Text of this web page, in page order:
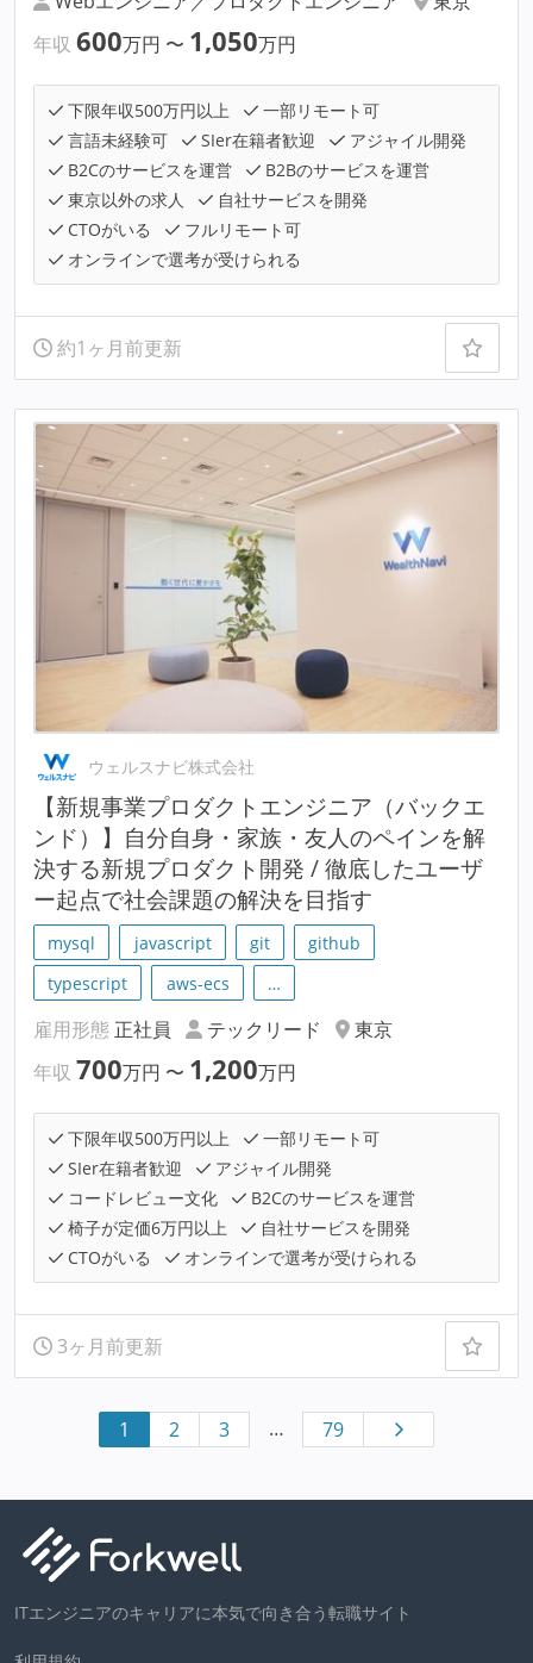
年収 600万円 〜 1,050万円
下限年収500万円以上
一部リモート可
言語未経験可
SIer在籍者歓迎
アジャイル開発
B2Cのサービスを運営
B2Bのサービスを運営
東京以外の求人
自社サービスを開発
CTOがいる
フルリモート可
オンラインで選考が受けられる
約1ヶ月前更新
ウェルスナビ株式会社
【新規事業プロダクトエンジニア（バックエ
ンド）】自分自身・家族・友人のペインを解
決する新規プロダクト開発 / 徹底したユーザ
ー起点で社会課題の解決を目指す
mysql javascript git
github
typescript
aws-ecs …
雇用形態 正社員 テックリード
東京
年収 700万円 〜 1,200万円
下限年収500万円以上
一部リモート可
SIer在籍者歓迎
アジャイル開発
コードレビュー文化
B2Cのサービスを運営
椅子が定価6万円以上
自社サービスを開発
CTOがいる
オンラインで選考が受けられる
3ヶ月前更新
1 2 3 … 79
ITエンジニアのキャリアに本気で向き合う転職サイト